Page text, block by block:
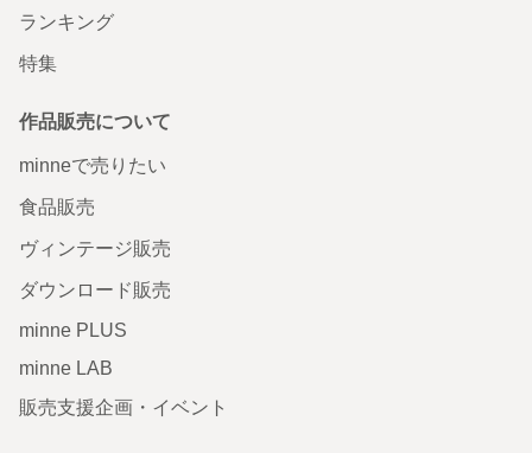
ランキング
特集
作品販売について
minneで売りたい
食品販売
ヴィンテージ販売
ダウンロード販売
minne PLUS
minne LAB
販売支援企画・イベント